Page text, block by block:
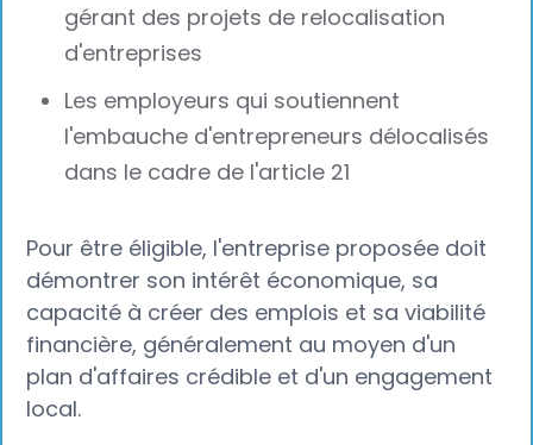
gérant des projets de relocalisation
d'entreprises
Les employeurs qui soutiennent
l'embauche d'entrepreneurs délocalisés
dans le cadre de l'article 21
Pour être éligible, l'entreprise proposée doit
démontrer son intérêt économique, sa
capacité à créer des emplois et sa viabilité
financière, généralement au moyen d'un
plan d'affaires crédible et d'un engagement
local.